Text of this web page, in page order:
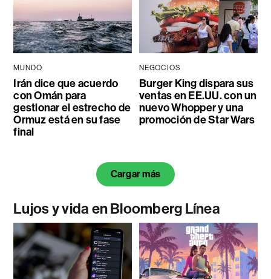
MUNDO
Irán dice que acuerdo
con Omán para
gestionar el estrecho de
Ormuz está en su fase
final
NEGOCIOS
Burger King dispara sus
ventas en EE.UU. con un
nuevo Whopper y una
promoción de Star Wars
Cargar más
Lujos y vida en Bloomberg Línea